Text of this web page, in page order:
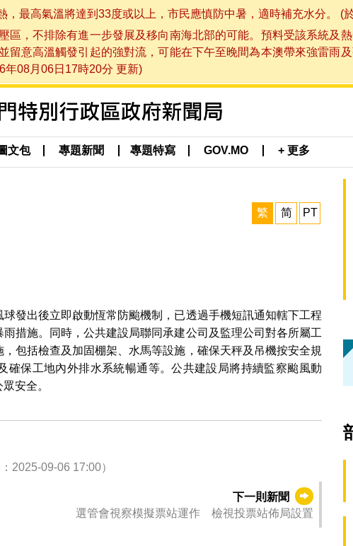
最高氣溫將達到33度或以上，市民應慎防中暑，適時補充水分。 (
區，不排除有進一步發展及移向南海北部的可能。預料受該系統及
留意高溫觸發引起的強對流，可能在下午至晚間為本澳帶來強雷雨
年08月06日17時20分 更新)
文包 專題新聞 專題特寫 GOV.MO + 更多
繁 简 PT
發出後立即啟動恆常防颱機制，已透過手機短訊通知轄下工程
措施。同時，公共建設局聯同承建公司及監理公司對各所屬工
包括檢查及加固棚架、水馬等設施，確保天秤及吊機按安全規
確保工地內外排水系統暢通等。公共建設局將持續監察颱風動
安全。
2025-09-06 17:00）
下一則新聞
選管會視察模擬票站運作 檢視投票站佈局設置